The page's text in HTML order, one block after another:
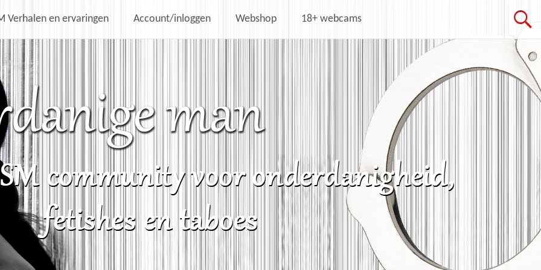
Verhalen en ervaringen Account/inloggen Webshop 18+ webcams